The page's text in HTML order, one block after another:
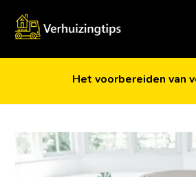
Het voorbereiden van